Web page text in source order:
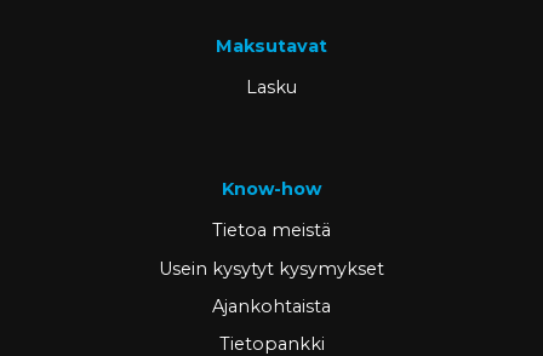
Maksutavat
Lasku
Know-how
Tietoa meistä
Usein kysytyt kysymykset
Ajankohtaista
Tietopankki